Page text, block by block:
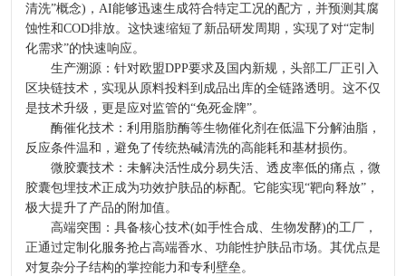
清洗”概念)，AI能够迅速生成符合特定工况的配方，并预测其腐
蚀性和COD排放。这快速缩短了新品研发周期，实现了对“定制
化需求”的快速响应。
生产溯源：针对欧盟DPP要求及国内新规，头部工厂正引入
区块链技术，实现从原料投料到成品出库的全链路透明。这不仅
是技术升级，更是应对监管的“免死金牌”。
酶催化技术：利用脂肪酶等生物催化剂在低温下分解油脂，
反应条件温和，避免了传统热碱清洗的高能耗和基材损伤。
微胶囊技术：未解决活性成分易失活、透皮率低的痛点，微
胶囊包埋技术正成为功效护肤品的标配。它能实现“靶向释放”，
极大提升了产品的附加值。
高端突围：具备核心技术(如手性合成、生物发酵)的工厂，
正通过定制化服务抢占高端香水、功能性护肤品市场。其优点是
对复杂分子结构的掌控能力和专利壁垒。